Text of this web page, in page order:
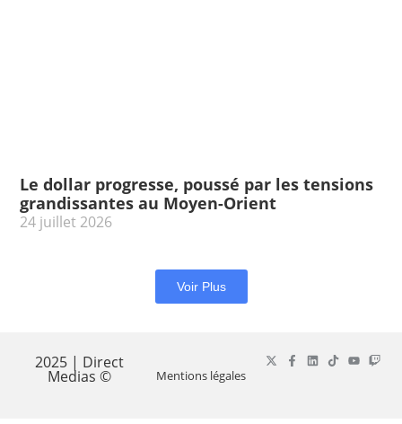
Le dollar progresse, poussé par les tensions
grandissantes au Moyen-Orient
24 juillet 2026
Voir Plus
2025 | Direct
Medias © Mentions légales